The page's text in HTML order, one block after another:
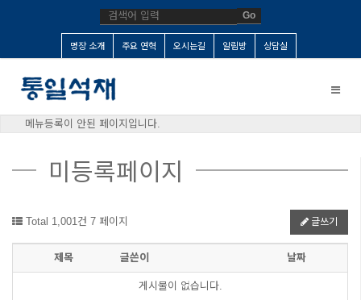
Go
명장 소개 주요 연혁 오시는길 알림방 상담실
Toggle
메뉴등록이 안된 페이지입니다.
미등록페이지
Total 1,001건 7 페이지 글쓰기
제목 글쓴이 날짜
게시물이 없습니다.